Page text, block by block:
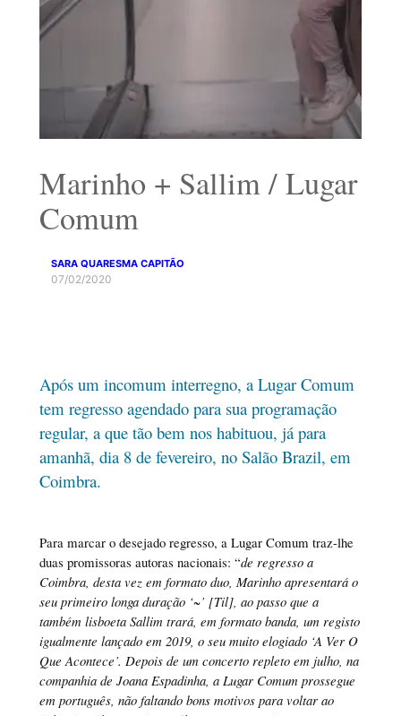
Marinho + Sallim / Lugar
Comum
SARA QUARESMA CAPITÃO
07/02/2020
Após um incomum interregno, a Lugar Comum
tem regresso agendado para sua programação
regular, a que tão bem nos habituou, já para
amanhã, dia 8 de fevereiro, no Salão Brazil, em
Coimbra.
Para marcar o desejado regresso, a Lugar Comum traz-lhe
duas promissoras autoras nacionais: “de regresso a
Coimbra, desta vez em formato duo, Marinho apresentará o
seu primeiro longa duração ‘~’ [Til], ao passo que a
também lisboeta Sallim trará, em formato banda, um registo
igualmente lançado em 2019, o seu muito elogiado ‘A Ver O
Que Acontece’. Depois de um concerto repleto em julho, na
companhia de Joana Espadinha, a Lugar Comum prossegue
em português, não faltando bons motivos para voltar ao